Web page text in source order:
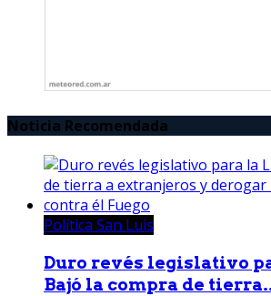
Noticia Recomendada
Política San Luis
Duro revés legislativo
Bajó la compra de